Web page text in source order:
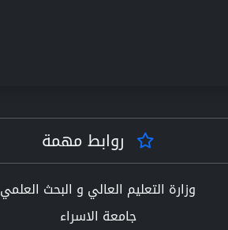
روابط مهمة
وزارة التعليم العالي و البحث العلمي
جامعة الاسراء